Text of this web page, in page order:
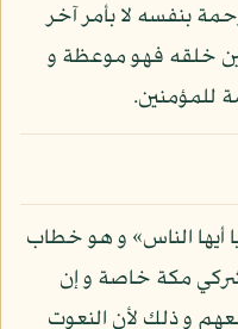
بنفسه لا بأمر آخر
خلقه فهو موعظة و
للمؤمنين.
أيها الناس» و هو خطاب
مكة خاصة و إن
و ذلك لأن النعوت